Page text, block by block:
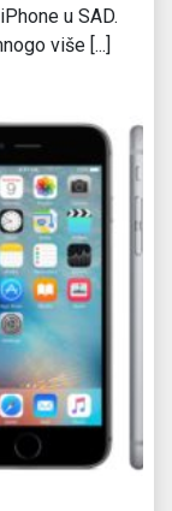
u SAD.
više [...]